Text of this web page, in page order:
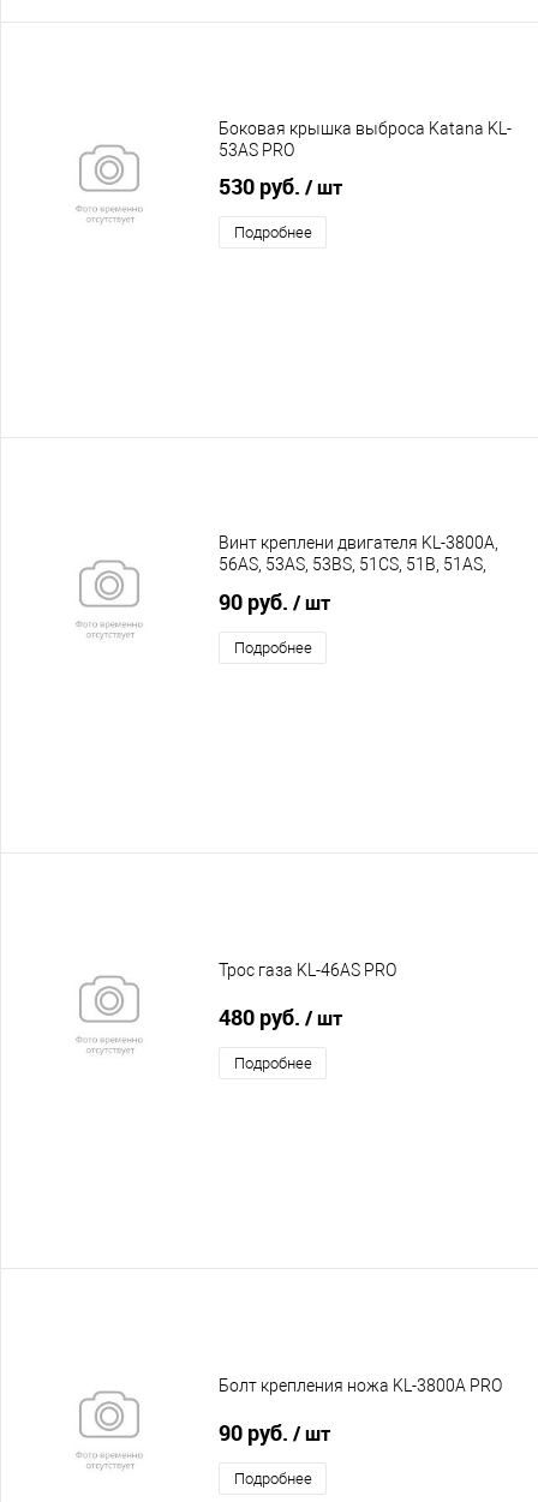
Боковая крышка выброса Katana KL-
53AS PRO
530 руб. / шт
Подробнее
Винт креплени двигателя KL-3800A,
56AS, 53AS, 53BS, 51CS, 51B, 51AS,
90 руб. / шт
Подробнее
Трос газа KL-46AS PRO
480 руб. / шт
Подробнее
Болт крепления ножа KL-3800A PRO
90 руб. / шт
Подробнее